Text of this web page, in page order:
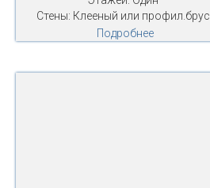
Стены: Клееный или профил.брус
Подробнее